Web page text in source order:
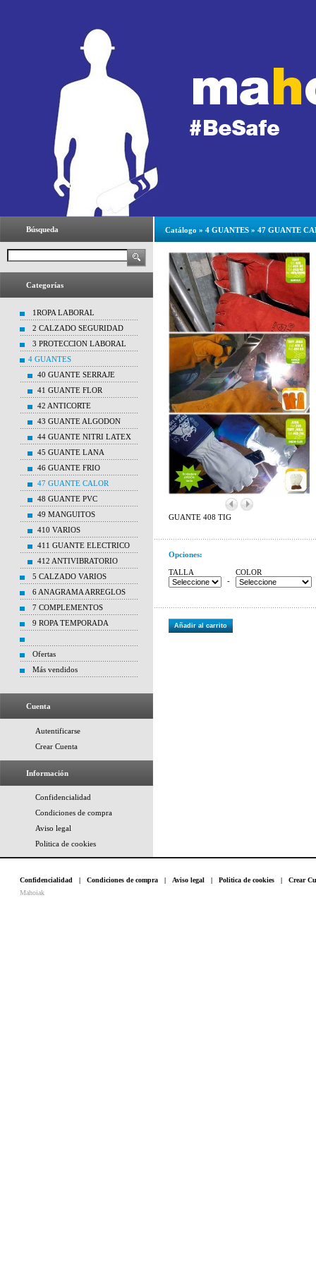
Búsqueda
Categorías
1ROPA LABORAL
2 CALZADO SEGURIDAD
3 PROTECCION LABORAL
4 GUANTES
40 GUANTE SERRAJE
41 GUANTE FLOR
42 ANTICORTE
43 GUANTE ALGODON
44 GUANTE NITRI LATEX
45 GUANTE LANA
46 GUANTE FRIO
47 GUANTE CALOR
48 GUANTE PVC
49 MANGUITOS
410 VARIOS
411 GUANTE ELECTRICO
412 ANTIVIBRATORIO
5 CALZADO VARIOS
6 ANAGRAMA ARREGLOS
7 COMPLEMENTOS
9 ROPA TEMPORADA
Ofertas
Más vendidos
Cuenta
Autentificarse
Crear Cuenta
Información
Confidencialidad
Condiciones de compra
Aviso legal
Politica de cookies
Catálogo » 4 GUANTES » 47 GUANTE
GUANTE 408 TIG
Opciones:
TALLA
COLOR
-
Añadir al carrito
Confidencialidad | Condiciones de compra | Aviso legal | Politica de cookies | Crear
Mahoiak